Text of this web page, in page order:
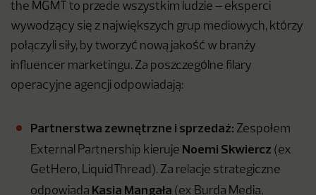
the MGMT to przede wszystkim ludzie – eksperci
wywodzący się z największych grup mediowych, którzy
połączyli siły, by tworzyć nową jakość w branży
influencer marketingu. Za poszczególne filary
operacyjne agencji odpowiadają:
Partnerstwa zewnętrzne i sprzedaż: Zespołem
External Partnership kieruje Noemi Skwiercz (ex
GetHero, LiquidThread). Za relacje strategiczne
odpowiada Kasia Mangała (ex Burda Media,